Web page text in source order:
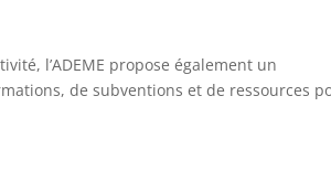
l’ADEME propose également un
de subventions et de ressources